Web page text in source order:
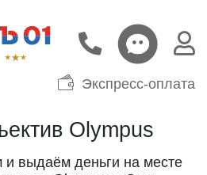
Экспресс-оплата
Olympus
и выдаём деньги на месте